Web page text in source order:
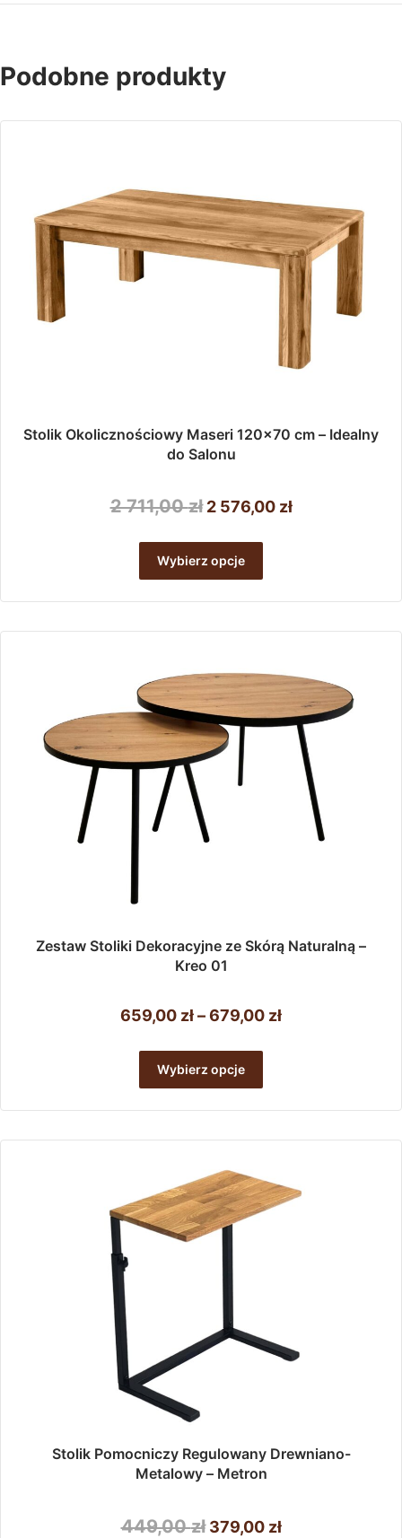
Podobne produkty
Stolik Okolicznościowy Maseri 120×70 cm – Idealny
do Salonu
2 711,00zł Pierwotna
wynosiła:
2
711,00 zł.
2 576,00 złAktualna
576,00 zł.
Wybierz opcje
ma
Opcje
wybrać
na
stronie
produktu
Zestaw Stoliki Dekoracyjne ze Skórą Naturalną –
Kreo 01
659,00 zł–679,00 złZakres
do
679,00 zł
Wybierz opcje
ma
Opcje
wybrać
na
Stolik Pomocniczy Regulowany Drewniano-
Metalowy – Metron
449,00zł Pierwotna
379,00 złAktualna